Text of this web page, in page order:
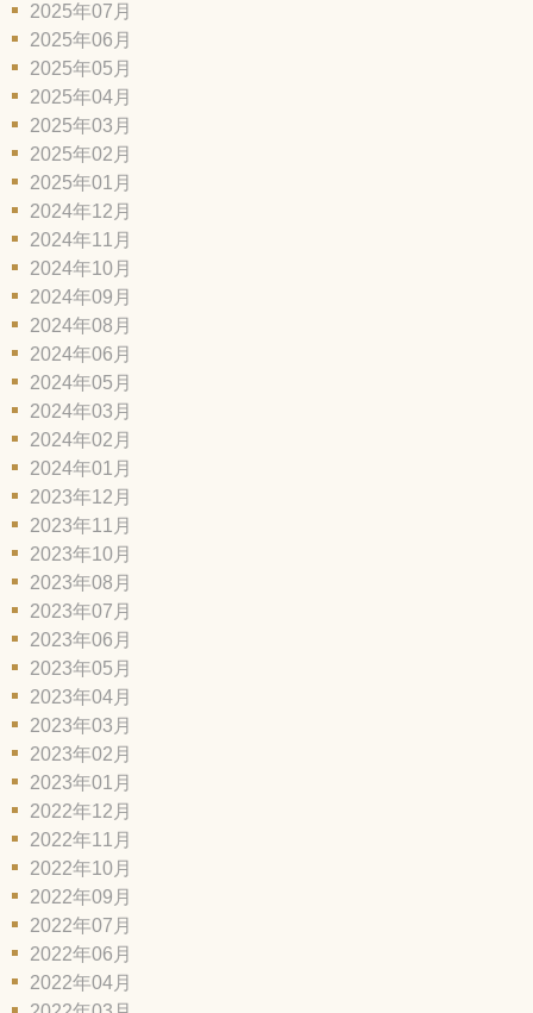
2025年07月
2025年06月
2025年05月
2025年04月
2025年03月
2025年02月
2025年01月
2024年12月
2024年11月
2024年10月
2024年09月
2024年08月
2024年06月
2024年05月
2024年03月
2024年02月
2024年01月
2023年12月
2023年11月
2023年10月
2023年08月
2023年07月
2023年06月
2023年05月
2023年04月
2023年03月
2023年02月
2023年01月
2022年12月
2022年11月
2022年10月
2022年09月
2022年07月
2022年06月
2022年04月